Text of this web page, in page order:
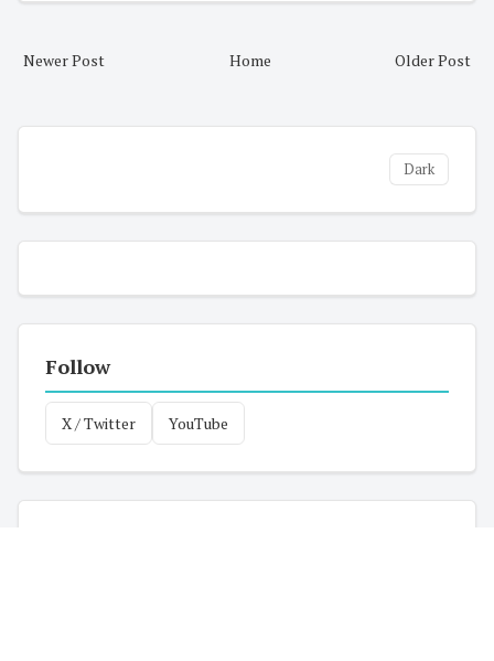
Newer Post Older Post
Home
Dark
Follow
X / Twitter YouTube